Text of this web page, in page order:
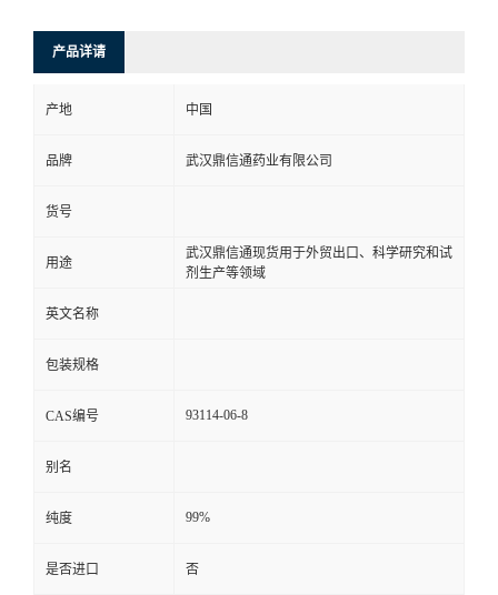
产品详请
产地 中国
品牌 武汉鼎信通药业有限公司
货号
用途
武汉鼎信通现货用于外贸出口、科学研究和试
剂生产等领域
英文名称
包装规格
CAS编号 93114-06-8
别名
纯度 99%
是否进口 否